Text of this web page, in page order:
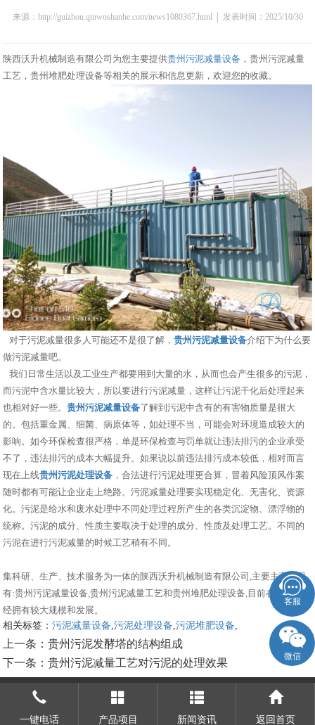
来源：http://guizhou.qinwoshanhe.com/news1080367.html │ 发表时间：2025/10/30
陕西沃升机械制造有限公司为您主要提供贵州污泥减量设备 ，贵州污泥减量
工艺，贵州堆肥处理设备等相关的展示和信息更新，欢迎您的收藏。
对于污泥减量很多人可能还不是很了解，贵州污泥减量设备介绍下为什么要
做污泥减量吧。
我们日常生活以及工业生产都要用到大量的水，从而也会产生很多的污泥，
而污泥中含水量比较大，所以要进行污泥减量，这样让污泥干化后处理起来
也相对好一些。贵州污泥减量设备了解到污泥中含有的有害物质量是很大
的。包括重金属、细菌、病原体等，如处理不当，可能会对环境造成较大的
影响。如今环保检查很严格，单是环保检查与罚单就让违法排污的企业承受
不了，违法排污的成本大幅提升。如果说以前违法排污成本较低，相对而言
现在上线贵州污泥处理设备 ，合法进行污泥处理更合算，冒着风险顶风作案
随时都有可能让企业走上绝路。污泥减量处理要实现稳定化、无害化、资源
化。污泥是给水和废水处理中不同处理过程所产生的各类沉淀物、漂浮物的
统称。污泥的成分、性质主要取决于处理的成分、性质及处理工艺。不同的
污泥在进行污泥减量的时候工艺稍有不同。
集科研、生产、技术服务为一体的陕西沃升机械制造有限公司,主要主营产品
有:贵州污泥减量设备,贵州污泥减量工艺和贵州堆肥处理设备,目前在市场上已
经拥有较大规模和发展。
相关标签：污泥减量设备 ,污泥处理设备 ,污泥堆肥设备
上一条：贵州污泥发酵塔的结构组成
下一条：贵州污泥减量工艺对污泥的处理效果
一键电话 产品项目 新闻资讯 返回首页
客服
微信